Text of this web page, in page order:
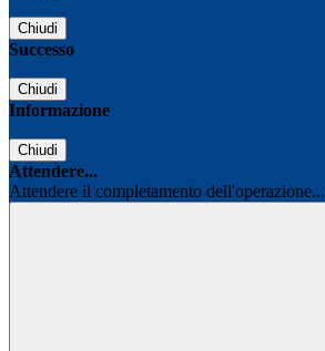
Chiudi
Successo
Chiudi
Informazione
Chiudi
Attendere...
Attendere il completamento dell'operazione...